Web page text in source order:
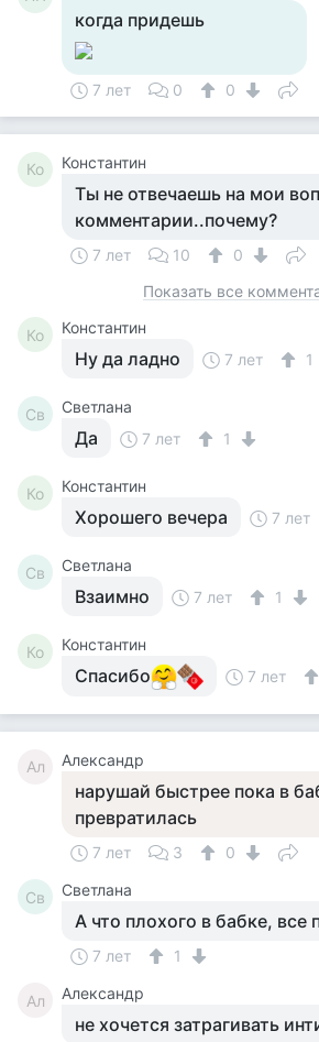
когда придешь
7 лет 0 0
Ко Константин
Ты не отвечаешь на мои
комментарии..почему?
7 лет 10
0
Показать все
Ко Константин
Ну да ладно 7 лет 1
Св Светлана
Да 7 лет 1
Ко Константин
Хорошего вечера 7 лет
Св Светлана
Взаимно 7 лет 1
Ко Константин
Спасибо 7 лет
Ал Александр
нарушай быстрее пока в
превратилась
7 лет 3 0
Св Светлана
А что плохого в бабке, все
7 лет 1
Ал Александр
не хочется затрагивать